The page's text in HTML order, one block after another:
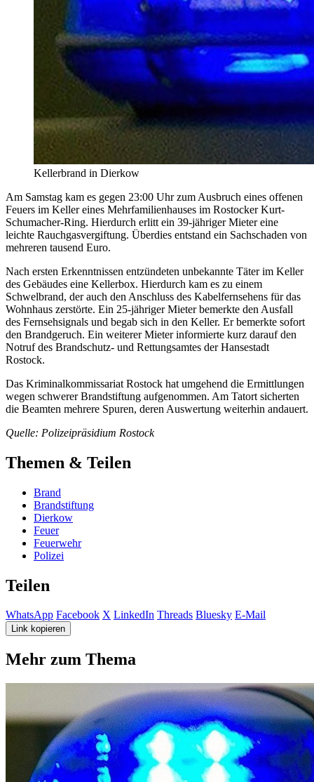
Kellerbrand in Dierkow
Am Samstag kam es gegen 23:00 Uhr zum Ausbruch eines offenen
Feuers im Keller eines Mehrfamilienhauses im Rostocker Kurt-
Schumacher-Ring. Hierdurch erlitt ein 39-jähriger Mieter eine
leichte Rauchgasvergiftung. Überdies entstand ein Sachschaden von
mehreren tausend Euro.
Nach ersten Erkenntnissen entzündeten unbekannte Täter im Keller
des Gebäudes eine Kellerbox. Hierdurch kam es zu einem
Schwelbrand, der auch den Anschluss des Kabelfernsehens für das
Wohnhaus zerstörte. Ein 25-jähriger Mieter bemerkte den Ausfall
des Fernsehsignals und begab sich in den Keller. Er bemerkte sofort
den Brandgeruch. Ein weiterer Mieter informierte kurz darauf den
Notruf des Brandschutz- und Rettungsamtes der Hansestadt
Rostock.
Das Kriminalkommissariat Rostock hat umgehend die Ermittlungen
wegen schwerer Brandstiftung aufgenommen. Am Tatort sicherten
die Beamten mehrere Spuren, deren Auswertung weiterhin andauert.
Quelle: Polizeipräsidium Rostock
Themen & Teilen
Brand
Brandstiftung
Dierkow
Feuer
Feuerwehr
Polizei
Teilen
WhatsApp Facebook X LinkedIn Threads Bluesky E-Mail
Link kopieren
Mehr zum Thema